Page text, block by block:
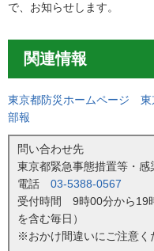
で、お知らせします。
関連情報
東京都防災ホームページ 東
部報
問い合わせ先
東京都緊急事態措置等・
電話 03-5388-0567
受付時間 9時00分から19
を含む毎日）
※おかけ間違いにご注意く